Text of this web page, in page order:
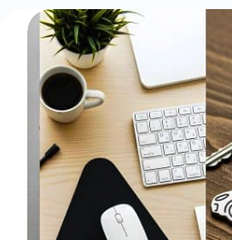
para
Transformar
um
Brinde
em
Estratégia
de